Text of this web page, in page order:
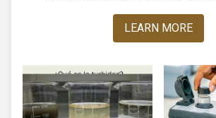
LEARN MORE